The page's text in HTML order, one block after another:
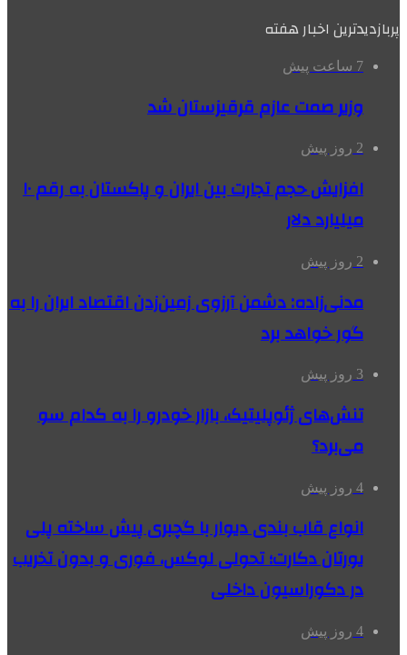
پربازدیدترین اخبار هفته
7 ساعت پیش
وزیر صمت عازم قرقیزستان شد
2 روز پیش
افزایش حجم تجارت بین ایران و پاکستان به رقم ۱۰
میلیارد دلار
2 روز پیش
مدنی‌زاده: دشمن آرزوی زمین‌زدن اقتصاد ایران را به
گور خواهد برد
3 روز پیش
تنش‌های ژئوپلیتیک، بازار خودرو را به کدام سو
می‌برد؟
4 روز پیش
انواع قاب بندی دیوار با گچبری پیش ساخته پلی
یورتان دکارت؛ تحولی لوکس، فوری و بدون تخریب
در دکوراسیون داخلی
4 روز پیش